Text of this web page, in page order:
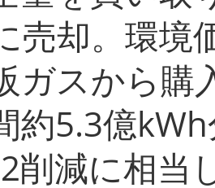
売却。環境
ガスから購
約5.3億
削減に相当